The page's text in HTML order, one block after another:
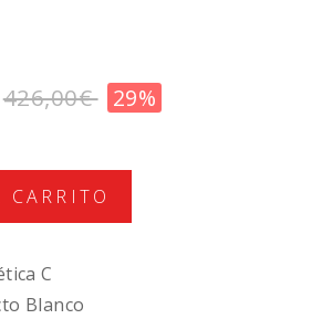
426,00€ 29%
C
Blanco